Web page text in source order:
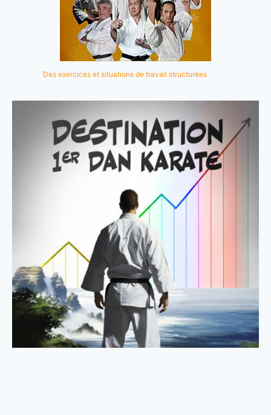
Des exercices et situations de travail structurées